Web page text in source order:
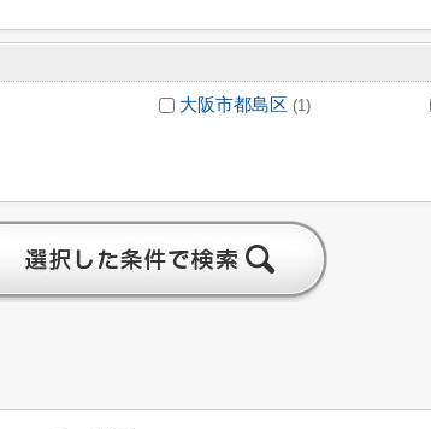
大阪市都島区 (1)